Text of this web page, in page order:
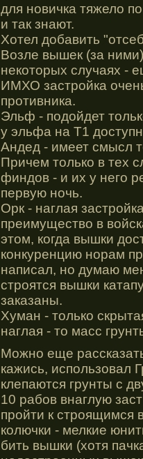
для новичка тяжело
и так знают.
Хотел добавить
Возле вышек (за
некоторых случаях -
ИМХО застройка
противника.
Эльф - подойдет
у эльфа на Т1
Андед - имеет смысл
Причем только в тех
финдов - и их у него
первую ночь.
Орк - наглая
преимущество в
этом, когда вышки
конкуренцию норам
написал, но думаю
строятся вышки
заказаны.
Хуман - только
наглая - то масс
Можно еще
кажись, использовал
клепаются грунты с
10 рабов внаглую
пройти к строящимся
колючки - мелкие
бить вышки (хотя